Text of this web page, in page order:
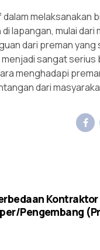
melaksanakan
lapangan, mulai dari
dari preman yang
sangat serius
menghadapi
dari
Pengembang